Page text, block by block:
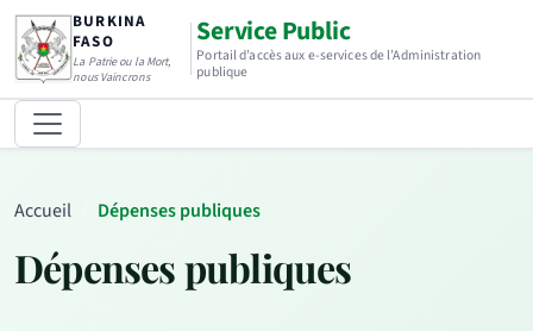
BURKINA
FASO
La Patrie ou la Mort,
nous Vaincrons
Service Public
Portail d’accès aux e-services de l’Administration
publique
Accueil Dépenses publiques
Dépenses publiques